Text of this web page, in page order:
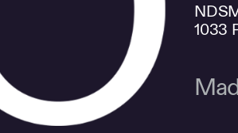
1033